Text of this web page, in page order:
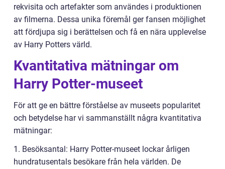
rekvisita och artefakter som användes i produktionen
av filmerna. Dessa unika föremål ger fansen möjlighet
att fördjupa sig i berättelsen och få en nära upplevelse
av Harry Potters värld.
Kvantitativa mätningar om
Harry Potter-museet
För att ge en bättre förståelse av museets popularitet
och betydelse har vi sammanställt några kvantitativa
mätningar:
1. Besöksantal: Harry Potter-museet lockar årligen
hundratusentals besökare från hela världen. De